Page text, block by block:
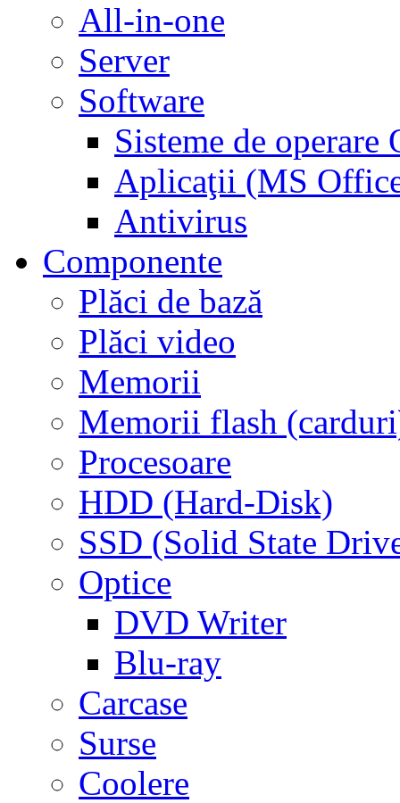
All-in-one
Server
Software
Sisteme de operare
Aplicaţii (MS
Antivirus
Componente
Plăci de bază
Plăci video
Memorii
Memorii flash
Procesoare
HDD (Hard-Disk)
SSD (Solid State
Optice
DVD Writer
Blu-ray
Carcase
Surse
Coolere